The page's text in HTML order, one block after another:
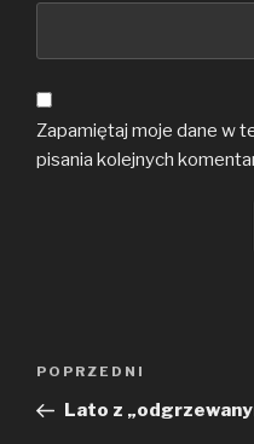
Zapamiętaj moje dane w
pisania kolejnych
Poprzedni
wpis
POPRZEDNI
Lato z